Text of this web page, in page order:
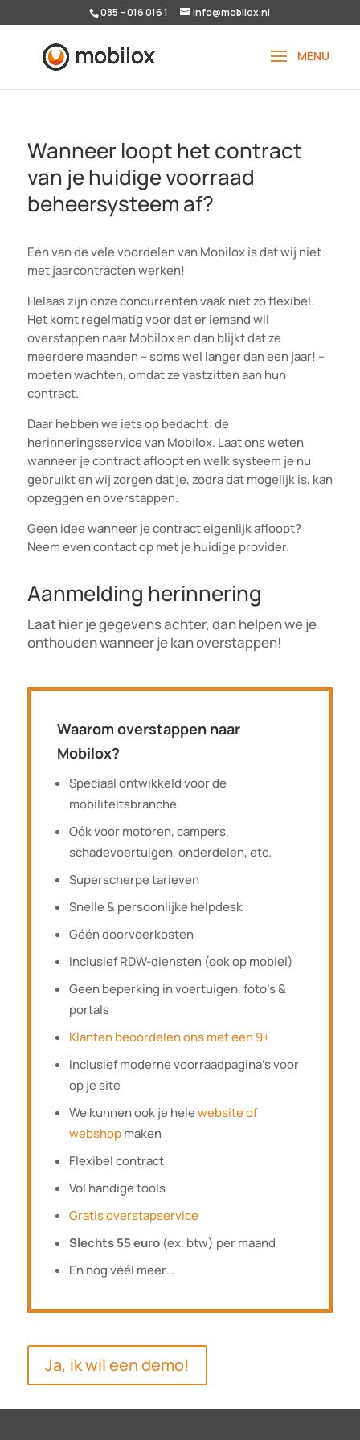
085 – 016 016 1 info@mobilox.nl
Wanneer loopt het contract
van je huidige voorraad
beheersysteem af?
Eén van de vele voordelen van Mobilox is dat wij niet
met jaarcontracten werken!
Helaas zijn onze concurrenten vaak niet zo flexibel.
Het komt regelmatig voor dat er iemand wil
overstappen naar Mobilox en dan blijkt dat ze
meerdere maanden – soms wel langer dan een jaar! –
moeten wachten, omdat ze vastzitten aan hun
contract.
Daar hebben we iets op bedacht: de
herinneringsservice van Mobilox. Laat ons weten
wanneer je contract afloopt en welk systeem je nu
gebruikt en wij zorgen dat je, zodra dat mogelijk is, kan
opzeggen en overstappen.
Geen idee wanneer je contract eigenlijk afloopt?
Neem even contact op met je huidige provider.
Aanmelding herinnering
Laat hier je gegevens achter, dan helpen we je
onthouden wanneer je kan overstappen!
Waarom overstappen naar
Mobilox?
Speciaal ontwikkeld voor de
mobiliteitsbranche
Oók voor motoren, campers,
schadevoertuigen, onderdelen, etc.
Superscherpe tarieven
Snelle & persoonlijke helpdesk
Géén doorvoerkosten
Inclusief RDW-diensten (ook op mobiel)
Geen beperking in voertuigen, foto’s &
portals
Klanten beoordelen ons met een 9+
Inclusief moderne voorraadpagina’s voor
op je site
We kunnen ook je helewebsite of
webshopmaken
Flexibel contract
Vol handige tools
Gratis overstapservice
Slechts 55 euro(ex. btw) per maand
En nog véél meer…
Ja, ik wil een demo!